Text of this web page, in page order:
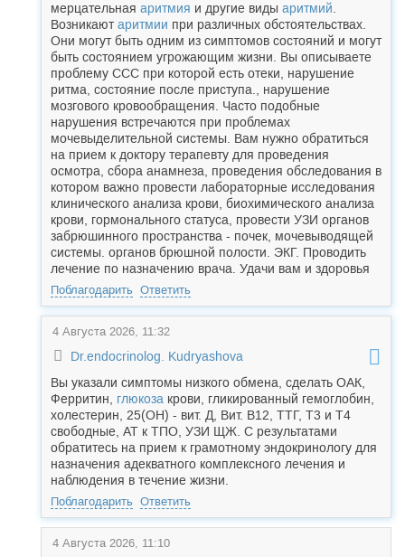
мерцательная аритмия и другие виды аритмий
Возникаютаритмии при различных обстоятельствах.
Они могут быть одним из симптомов состояний и могут
быть состоянием угрожающим жизни. Вы описываете
проблему ССС при которой есть отеки, нарушение
ритма, состояние после приступа., нарушение
мозгового кровообращения. Часто подобные
нарушения встречаются при проблемах
мочевыделительной системы. Вам нужно обратиться
на прием к доктору терапевту для проведения
осмотра, сбора анамнеза, проведения обследования в
котором важно провести лабораторные исследования
клинического анализа крови, биохимического анализа
крови, гормонального статуса, провести УЗИ органов
забрюшинного пространства - почек, мочевыводящей
системы. органов брюшной полости. ЭКГ. Проводить
лечение по назначению врача. Удачи вам и здоровья
Поблагодарить Ответить
4 Августа 2026, 11:32
Dr.endocrinolog. Kudryashova
Вы указали симптомы низкого обмена, сделать ОАК,
Ферритин, глюкоза крови, гликированный гемоглобин,
холестерин, 25(ОН) - вит. Д, Вит. В12, ТТГ, Т3 и Т4
свободные, АТ к ТПО, УЗИ ЩЖ. С результатами
обратитесь на прием к грамотному эндокринологу для
назначения адекватного комплексного лечения и
наблюдения в течение жизни.
Поблагодарить Ответить
4 Августа 2026, 11:10